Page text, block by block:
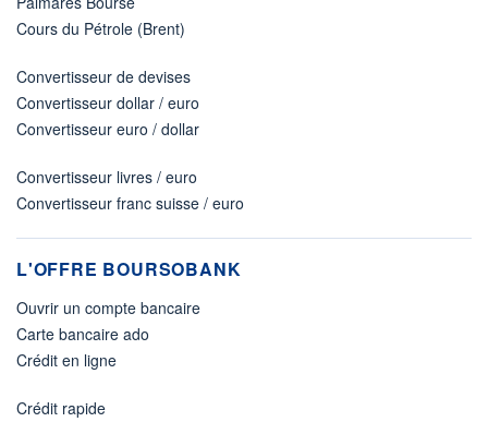
Cours du Pétrole (Brent)
Convertisseur de devises
Convertisseur dollar / euro
Convertisseur euro / dollar
Convertisseur livres / euro
Convertisseur franc suisse / euro
L'OFFRE BOURSOBANK
Ouvrir un compte bancaire
Carte bancaire ado
Crédit en ligne
Crédit rapide